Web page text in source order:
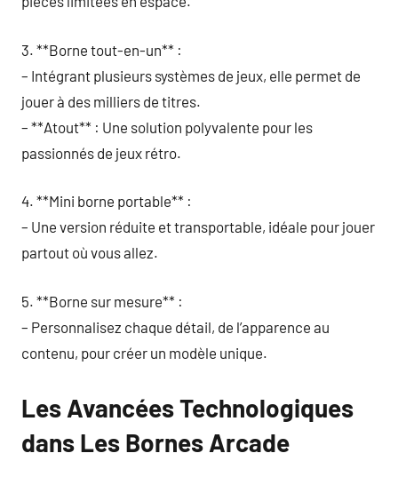
3. **Borne tout-en-un** :
– Intégrant plusieurs systèmes de jeux, elle permet de
jouer à des milliers de titres.
– **Atout** : Une solution polyvalente pour les
passionnés de jeux rétro.
4. **Mini borne portable** :
– Une version réduite et transportable, idéale pour jouer
partout où vous allez.
5. **Borne sur mesure** :
– Personnalisez chaque détail, de l’apparence au
contenu, pour créer un modèle unique.
Les Avancées Technologiques
dans Les Bornes Arcade